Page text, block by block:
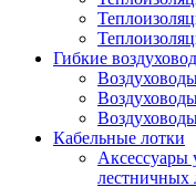
Гибкие
Кабельные лотки
Аксессуары
лестничных